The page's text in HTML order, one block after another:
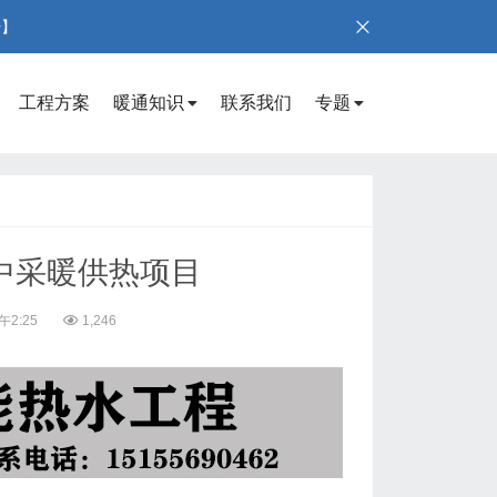
工程方案 暖通知识 联系我们 专题
暖供热项目
2:25 1,246